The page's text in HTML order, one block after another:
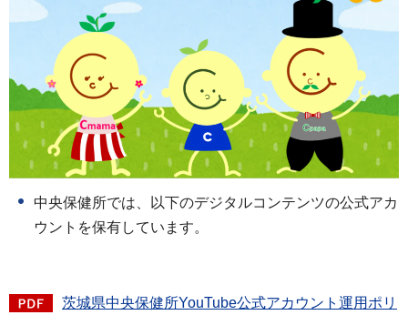
中央保健所では、以下のデジタルコンテンツの公式アカ
ウントを保有しています。
茨城県中央保健所YouTube公式アカウント運用ポリ